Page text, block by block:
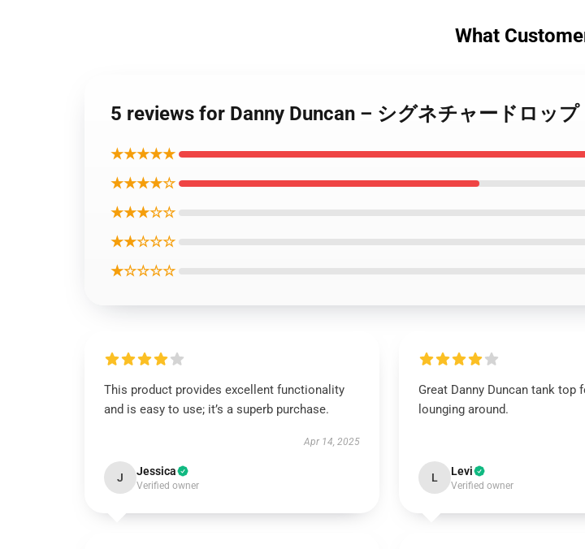
What
5 reviews for Danny Duncan – シグネチャードロッ
★★★★★
★★★★☆
★★★☆☆
★★☆☆☆
★☆☆☆☆
This product provides excellent functionality
and is easy to use; it’s a superb purchase.
Apr 14, 2025
J Jessica
Verified owner
Great Danny Duncan tank top
lounging around.
L Levi
Verified owner